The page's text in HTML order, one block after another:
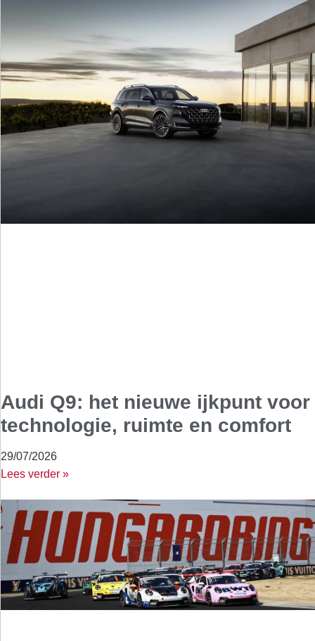
Audi Q9: het nieuwe ijkpunt voor
technologie, ruimte en comfort
29/07/2026
Lees verder »